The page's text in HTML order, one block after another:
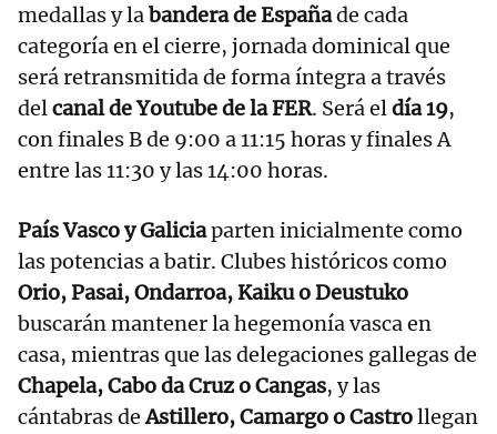
medallas y labandera de Españade cada
categoría en el cierre, jornada dominical que
será retransmitida de forma íntegra a través
delcanal de Youtube de la FER. Será eldía 19,
con finales B de 9:00 a 11:15 horas y finales A
entre las 11:30 y las 14:00 horas.
País Vasco y Galiciaparten inicialmente como
las potencias a batir. Clubes históricos como
Orio, Pasai, Ondarroa, Kaiku o Deustuko
buscarán mantener la hegemonía vasca en
casa, mientras que las delegaciones gallegas de
Chapela, Cabo da Cruz o Cangas, y las
cántabras deAstillero, Camargo o Castrollegan